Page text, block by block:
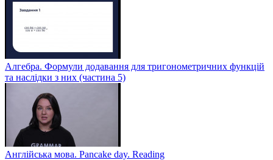
Алгебра. Формули додавання для тригонометричних функцій
та наслідки з них (частина 5)
Англійська мова. Pancake day. Reading